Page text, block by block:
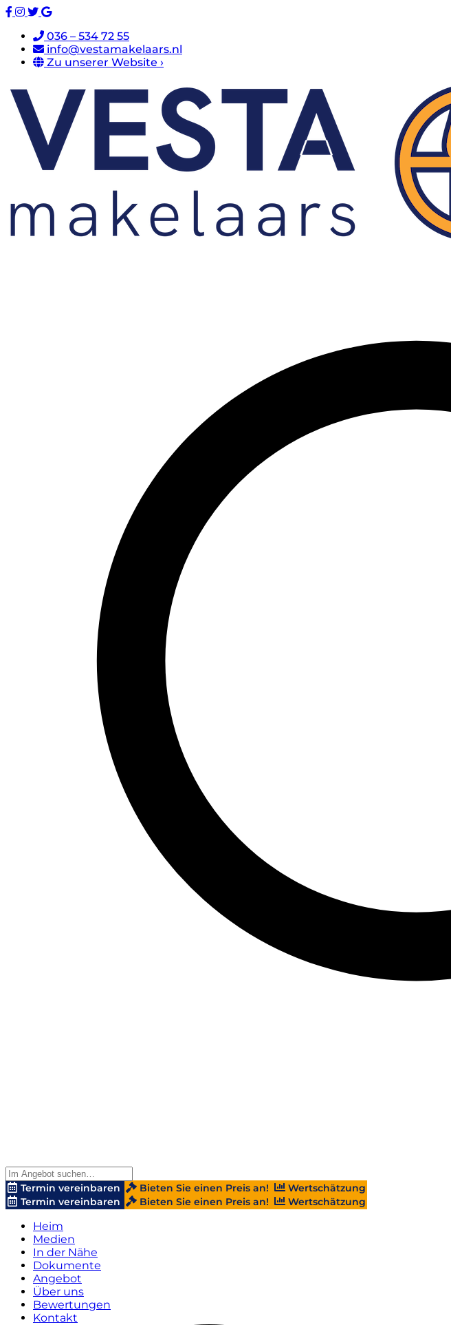
036 – 534 72 55
info@vestamakelaars.nl
Zu unserer Website ›
Termin vereinbaren Bieten Sie einen Preis an!
Wertschätzung
Termin vereinbaren
Bieten Sie einen Preis an! Wertschätzung
Heim
Medien
In der Nähe
Dokumente
Angebot
Über uns
Bewertungen
Kontakt